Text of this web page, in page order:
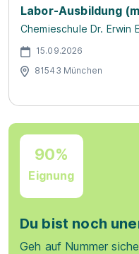
Labor-Ausbildung
Chemieschule Dr. Erwin
15.09.2026
81543 München
90%
Eignung
Du bist noch
Geh auf Nummer